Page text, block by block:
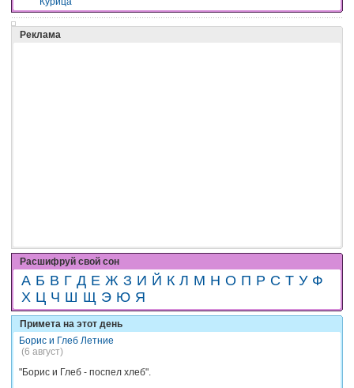
Реклама
Расшифруй свой сон
А Б В Г Д Е Ж З И Й К Л М Н О П Р С Т У Ф
Х Ц Ч Ш Щ Э Ю Я
Примета на этот день
Борис и Глеб Летние
(6 август)
"Борис и Глеб - поспел хлеб".